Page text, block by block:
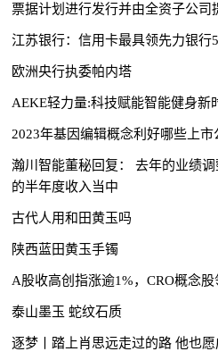
票据计划进行发行并由全资子公司
江苏银行：信用卡最具领先力银行
欧洲央行执委帕内塔
AEKE轻力量:科技赋能智能健身新
2023年基因编辑概念利好哪些上市
瀚川智能董秘回复： 去年的业绩
的半年度收入当中
古代人用和田黄玉吗
陕西蓝田黄玉手镯
A股收高创指涨逾1%，CRO概念股
泰山墨玉 蛇纹石质
逐梦丨踏上肖思远走过的路 他也愿